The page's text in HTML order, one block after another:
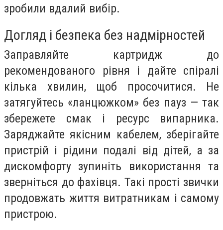
зробили вдалий вибір.
Догляд і безпека без надмірностей
Заправляйте картридж до
рекомендованого рівня і дайте спіралі
кілька хвилин, щоб просочитися. Не
затягуйтесь «ланцюжком» без пауз — так
збережете смак і ресурс випарника.
Заряджайте якісним кабелем, зберігайте
пристрій і рідини подалі від дітей, а за
дискомфорту зупиніть використання та
зверніться до фахівця. Такі прості звички
продовжать життя витратникам і самому
пристрою.